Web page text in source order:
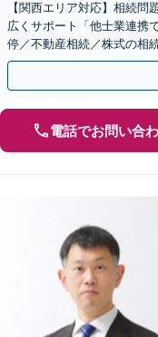
【関西エリア対応】相続
広くサポート「他士業連携
停／不動産相続／株式の相
／相続放棄（借金の相続）
電話でお問い合